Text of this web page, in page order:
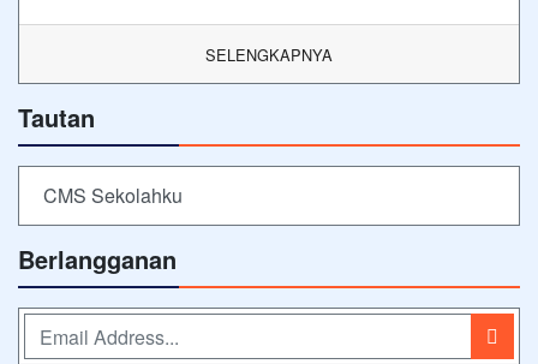
SELENGKAPNYA
Tautan
CMS Sekolahku
Berlangganan